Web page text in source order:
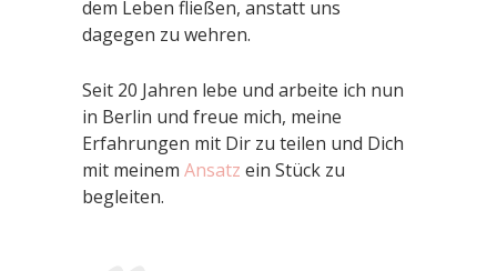
dem Leben fließen, anstatt uns
dagegen zu wehren.
Seit 20 Jahren lebe und arbeite ich nun
in Berlin und freue mich, meine
Erfahrungen mit Dir zu teilen und Dich
mit meinem Ansatz ein Stück zu
begleiten.